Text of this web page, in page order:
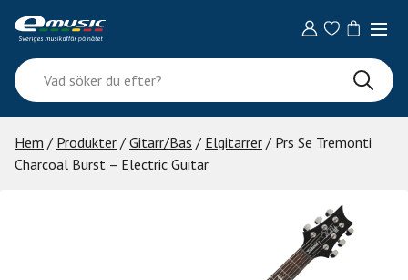
content
Vad
söker
du
efter?
Hem / Produkter / Gitarr/Bas / Elgitarrer / Prs Se Tremonti
Charcoal Burst – Electric Guitar